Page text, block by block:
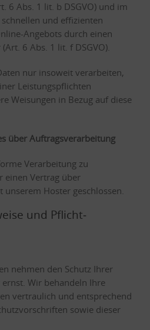
6 Abs. 1 lit. b DSGVO) und im
und effizienten
Angebots durch einen
6 Abs. 1 lit. f DSGVO).
nur insoweit verarbeiten,
Leistungspflichten
Weisungen in Bezug auf diese
über Auftragsverarbeitung
Verarbeitung zu
einen Vertrag über
Hoster geschlossen.
und Pflicht­
nehmen den Schutz Ihrer
Wir behandeln Ihre
vertraulich und entsprechend
sowie dieser